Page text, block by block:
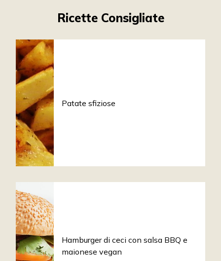
Ricette Consigliate
Patate sfiziose
Hamburger di ceci con salsa BBQ e
maionese vegan